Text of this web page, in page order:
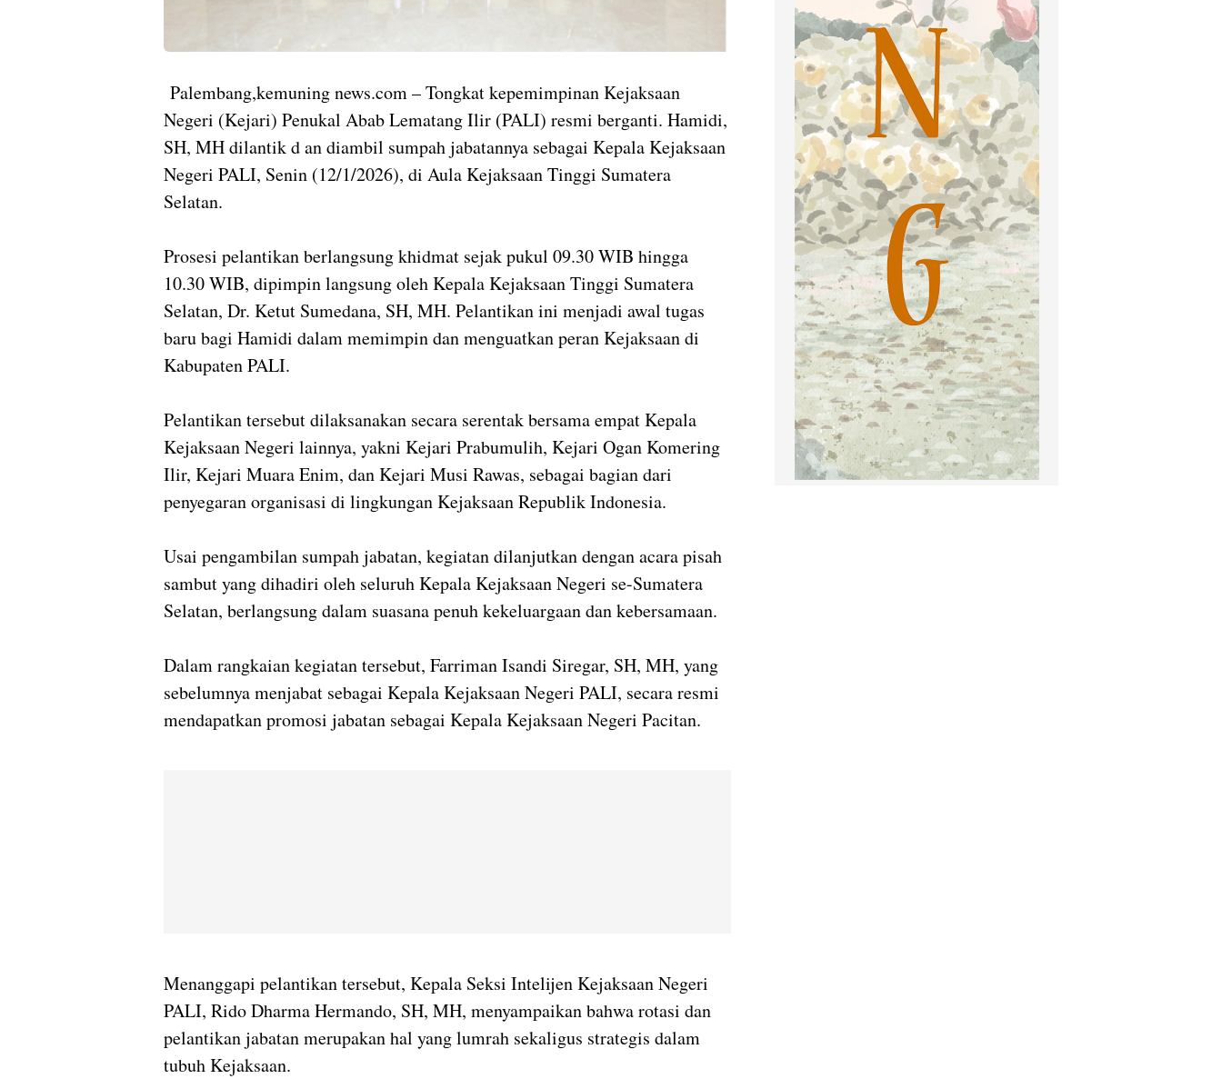
Palembang,kemuning news.com – Tongkat kepemimpinan Kejaksaan
Negeri (Kejari) Penukal Abab Lematang Ilir (PALI) resmi berganti. Hamidi,
SH, MH dilantik d an diambil sumpah jabatannya sebagai Kepala Kejaksaan
Negeri PALI, Senin (12/1/2026), di Aula Kejaksaan Tinggi Sumatera
Selatan.
Prosesi pelantikan berlangsung khidmat sejak pukul 09.30 WIB hingga
10.30 WIB, dipimpin langsung oleh Kepala Kejaksaan Tinggi Sumatera
Selatan, Dr. Ketut Sumedana, SH, MH. Pelantikan ini menjadi awal tugas
baru bagi Hamidi dalam memimpin dan menguatkan peran Kejaksaan di
Kabupaten PALI.
Pelantikan tersebut dilaksanakan secara serentak bersama empat Kepala
Kejaksaan Negeri lainnya, yakni Kejari Prabumulih, Kejari Ogan Komering
Ilir, Kejari Muara Enim, dan Kejari Musi Rawas, sebagai bagian dari
penyegaran organisasi di lingkungan Kejaksaan Republik Indonesia.
Usai pengambilan sumpah jabatan, kegiatan dilanjutkan dengan acara pisah
sambut yang dihadiri oleh seluruh Kepala Kejaksaan Negeri se-Sumatera
Selatan, berlangsung dalam suasana penuh kekeluargaan dan kebersamaan.
Dalam rangkaian kegiatan tersebut, Farriman Isandi Siregar, SH, MH, yang
sebelumnya menjabat sebagai Kepala Kejaksaan Negeri PALI, secara resmi
mendapatkan promosi jabatan sebagai Kepala Kejaksaan Negeri Pacitan.
Menanggapi pelantikan tersebut, Kepala Seksi Intelijen Kejaksaan Negeri
PALI, Rido Dharma Hermando, SH, MH, menyampaikan bahwa rotasi dan
pelantikan jabatan merupakan hal yang lumrah sekaligus strategis dalam
tubuh Kejaksaan.